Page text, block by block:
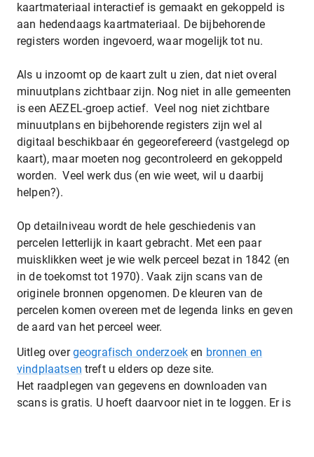
kaartmateriaal interactief is gemaakt en gekoppeld is
aan hedendaags kaartmateriaal. De bijbehorende
registers worden ingevoerd, waar mogelijk tot nu.
Als u inzoomt op de kaart zult u zien, dat niet overal
minuutplans zichtbaar zijn. Nog niet in alle gemeenten
is een AEZEL-groep actief. Veel nog niet zichtbare
minuutplans en bijbehorende registers zijn wel al
digitaal beschikbaar én gegeorefereerd (vastgelegd op
kaart), maar moeten nog gecontroleerd en gekoppeld
worden. Veel werk dus (en wie weet, wil u daarbij
helpen?).
Op detailniveau wordt de hele geschiedenis van
percelen letterlijk in kaart gebracht. Met een paar
muisklikken weet je wie welk perceel bezat in 1842 (en
in de toekomst tot 1970). Vaak zijn scans van de
originele bronnen opgenomen. De kleuren van de
percelen komen overeen met de legenda links en geven
de aard van het perceel weer.
Uitleg overgeografisch onderzoeken bronnen en
vindplaatsen treft u elders op deze site.
Het raadplegen van gegevens en downloaden van
scans is gratis. U hoeft daarvoor niet in te loggen. Er is